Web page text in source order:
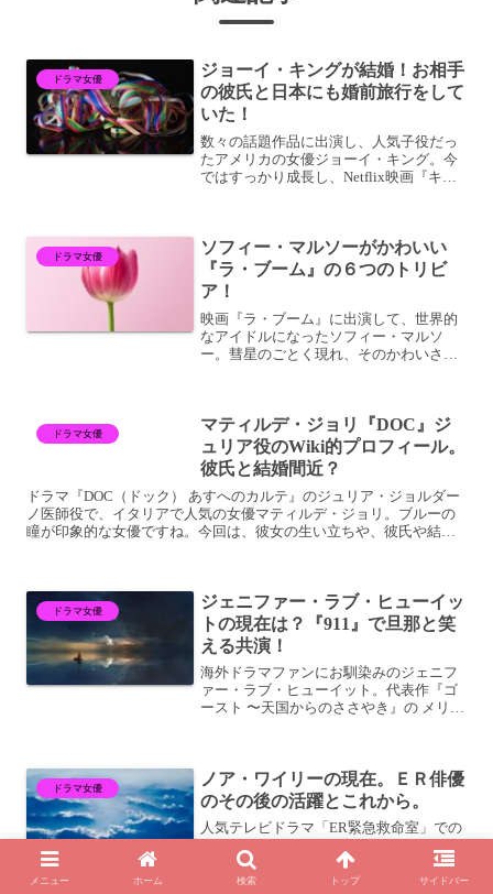
ドラマ女優
ジョーイ・キングが結婚！お相手
の彼氏と日本にも婚前旅行をして
いた！
数々の話題作品に出演し、人気子役だっ
たアメリカの女優ジョーイ・キング。今
ではすっかり成長し、Netflix映画『キス
この度結婚！そん...
ドラマ女優
ソフィー・マルソーがかわいい
『ラ・ブーム』の６つのトリビ
ア！
映画『ラ・ブーム』に出演して、世界的
なアイドルになったソフィー・マルソ
ー。彗星のごとく現れ、そのかわいさに
い少女ソフィー・マルソーは...
ドラマ女優
マティルデ・ジョリ『DOC』ジ
ュリア役のWiki的プロフィール。
彼氏と結婚間近？
ドラマ『DOC（ドック） あすへのカルテ』のジュリア・ジョルダー
ノ医師役で、イタリアで人気の女優マティルデ・ジョリ。ブルーの
瞳が印象的な女優ですね。今回は、彼女の生い立ちや、彼氏や結婚
ドラマ女優
ジェニファー・ラブ・ヒューイッ
トの現在は？『911』で旦那と笑
える共演！
海外ドラマファンにお馴染みのジェニフ
ァー・ラブ・ヒューイット。代表作『ゴ
ースト 〜天国からのささやき』の メリン
ューイットが現在出演...
ドラマ女優
ノア・ワイリーの現在。ＥＲ俳優
のその後の活躍とこれから。
人気テレビドラマ「ER緊急救命室」での
ア・ワイリー。その後も、映画やテレビ
ドラマ、更には舞台と、活躍は続いてい
メニュー ホーム 検索 トップ サイドバー